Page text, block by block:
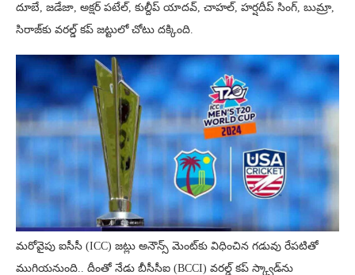
దూబే, జడేజా, అక్షర్ పటేల్, కుల్దీప్ యాదవ్, చాహల్, హర్షదీప్ సింగ్, బుమ్రా,
సిరాజ్‌కు వరల్డ్ కప్ జట్టులో చోటు దక్కింది.
మరోవైపు ఐసీసీ (ICC) జట్లు అనౌన్స్ మెంట్‌కు విధించిన గడువు రేపటితో
ముగియనుంది.. దీంతో నేడు బీసీసీఐ (BCCI) వరల్డ్ కప్ స్క్వాడ్‌ను